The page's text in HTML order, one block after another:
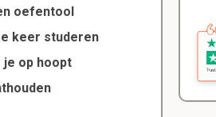
oefentool
keer studeren
je op hoopt